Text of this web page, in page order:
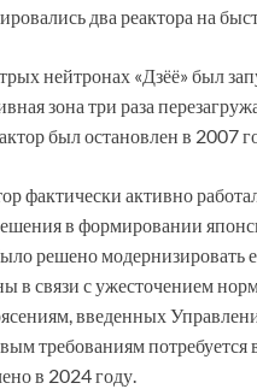
два реактора на
нейтронах «Дзёё» был
зона три раза
был остановлен в 2007
активно
в формировании
решено модернизировать
в связи с ужесточением
введенных
требованиям
в 2024 году.